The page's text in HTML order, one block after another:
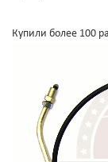
Купили более 100